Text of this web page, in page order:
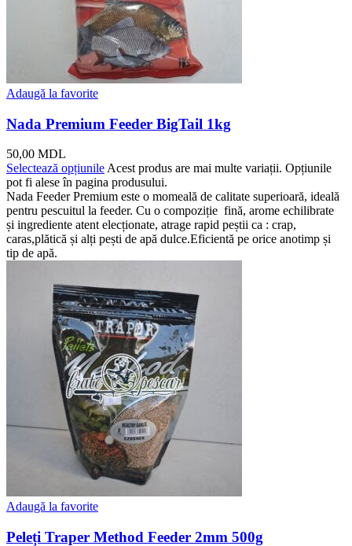
Adaugă la favorite
Nada Premium Feeder BigTail 1kg
50,00 MDL
Selectează opțiunileAcest produs are mai multe variații. Opțiunile
pot fi alese în pagina produsului.
Nada Feeder Premium este o momeală de calitate superioară, ideală
pentru pescuitul la feeder. Cu o compoziție fină, arome echilibrate
și ingrediente atent elecționate, atrage rapid peștii ca : crap,
caras,plătică și alți pești de apă dulce.Eficientă pe orice anotimp și
tip de apă.
Adaugă la favorite
Peleți Traper Method Feeder 2mm 500g